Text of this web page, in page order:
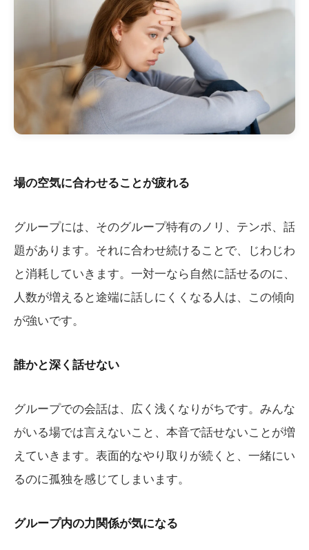
場の空気に合わせることが疲れる
グループには、そのグループ特有のノリ、テンポ、話
題があります。それに合わせ続けることで、じわじわ
と消耗していきます。一対一なら自然に話せるのに、
人数が増えると途端に話しにくくなる人は、この傾向
が強いです。
誰かと深く話せない
グループでの会話は、広く浅くなりがちです。みんな
がいる場では言えないこと、本音で話せないことが増
えていきます。表面的なやり取りが続くと、一緒にい
るのに孤独を感じてしまいます。
グループ内の力関係が気になる